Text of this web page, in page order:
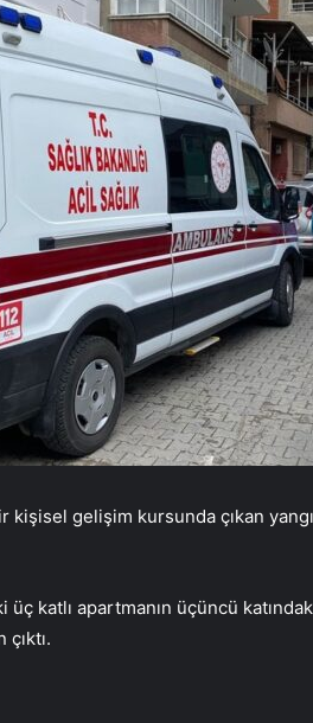
kişisel gelişim kursunda çıkan
üç katlı apartmanın üçüncü